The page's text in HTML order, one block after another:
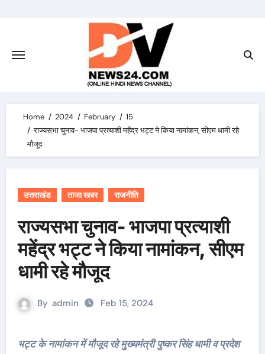
Home 2024 February
15
राज्यसभा चुनाव- भाजपा प्रत्याशी महेंद्र भट्ट ने किया नामांकन, सीएम धामी रहे
मौजूद
उत्तराखंड ताजा खबर राजनीति
राज्यसभा चुनाव- भाजपा प्रत्याशी
महेंद्र भट्ट ने किया नामांकन, सीएम
धामी रहे मौजूद
By admin Feb 15, 2024
भट्ट के नामांकन में मौजूद रहे मुख्यमंत्री पुष्कर सिंह धामी व प्रदेश